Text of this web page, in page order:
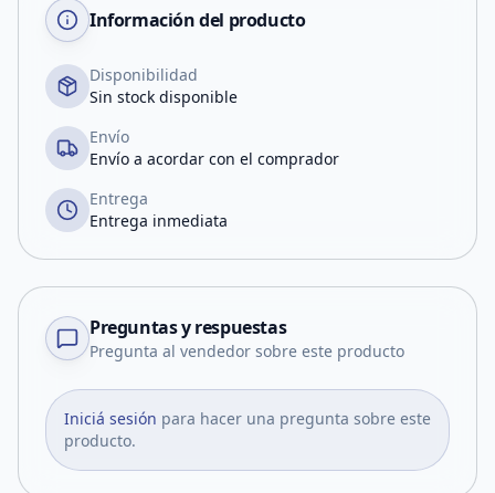
Información del producto
Disponibilidad
Sin stock disponible
Envío
Envío a acordar con el comprador
Entrega
Entrega inmediata
Preguntas y respuestas
Pregunta al vendedor sobre este producto
Iniciá sesión para hacer una pregunta sobre este
producto.